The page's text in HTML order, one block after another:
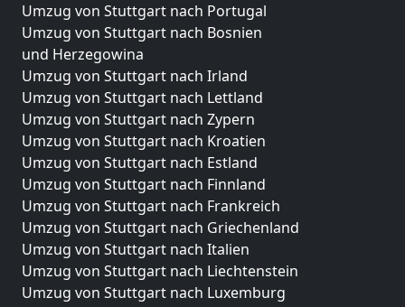
Umzug von Stuttgart nach Portugal
Umzug von Stuttgart nach Bosnien
und Herzegowina
Umzug von Stuttgart nach Irland
Umzug von Stuttgart nach Lettland
Umzug von Stuttgart nach Zypern
Umzug von Stuttgart nach Kroatien
Umzug von Stuttgart nach Estland
Umzug von Stuttgart nach Finnland
Umzug von Stuttgart nach Frankreich
Umzug von Stuttgart nach Griechenland
Umzug von Stuttgart nach Italien
Umzug von Stuttgart nach Liechtenstein
Umzug von Stuttgart nach Luxemburg